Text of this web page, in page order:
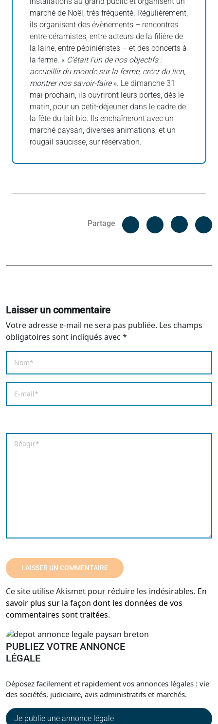
marché de Noël, très fréquenté. Régulièrement,
ils organisent des évènements – rencontres
entre céramistes, entre acteurs de la filière de
la laine, entre pépiniéristes – et des concerts à
la ferme. « C’était l’un de nos objectifs :
accueillir du monde sur la ferme, créer du lien,
montrer nos savoir-faire». Le dimanche 31
mai prochain, ils ouvriront leurs portes, dès le
matin, pour un petit-déjeuner dans le cadre de
la fête du lait bio. Ils enchaîneront avec un
marché paysan, diverses animations, et un
rougail saucisse, sur réservation.
Partage
Facebook
Laisser un commentaire
Votre adresse e-mail ne sera pas publiée. Les champs
obligatoires sont indiqués avec *
Ce site utilise Akismet pour réduire les indésirables. En
savoir plus sur la façon dont les données de vos
commentaires sont traitées.
PUBLIEZ VOTRE ANNONCE
LÉGALE
Déposez facilement et rapidement vos annonces légales : vie
des sociétés, judiciaire, avis administratifs et marchés.
Je publie une annonce légale